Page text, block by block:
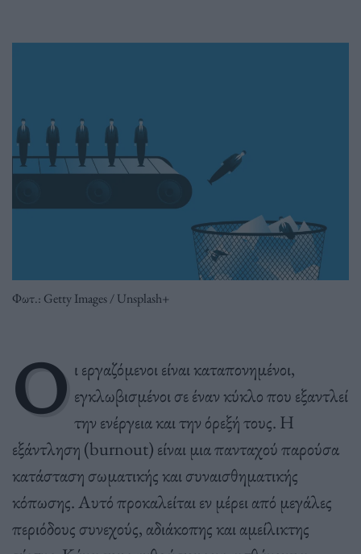
Φωτ.: Getty Images / Unsplash+
Ο ι εργαζόμενοι είναι καταπονημένοι,
εγκλωβισμένοι σε έναν κύκλο που εξαντλεί
την ενέργεια και την όρεξή τους. Η
εξάντληση (burnout) είναι μια πανταχού παρούσα
κατάσταση σωματικής και συναισθηματικής
κόπωσης. Αυτό προκαλείται εν μέρει από μεγάλες
περιόδους συνεχούς, αδιάκοπης και αμείλικτης